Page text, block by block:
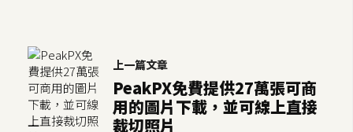
熱
門
上一篇文章
PeakPX免費提供27萬張可商
用的圖片下載，並可線上直接
裁切照片